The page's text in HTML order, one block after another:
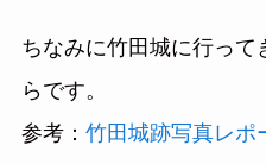
ちなみに竹田城に行って
らです。
参考： 竹田城跡写真レポ